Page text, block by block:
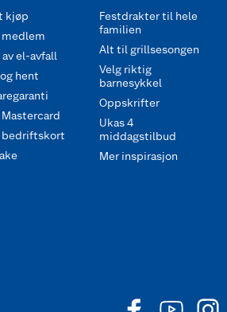
kjøp
medlem
av el-avfall
hent
bedriftskort
Festdrakter til hele
familien
Alt til grillsesongen
Velg riktig
barnesykkel
Oppskrifter
Ukas 4
middagstilbud
Mer inspirasjon